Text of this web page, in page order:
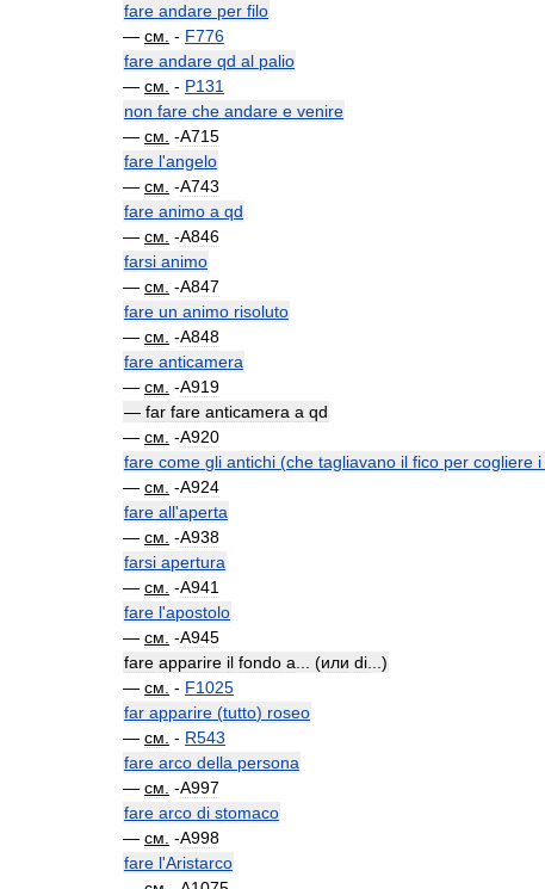
fare andare per filo
— см - F776
fare andare qd al palio
— см - P131
non fare che andare e venire
— см -A715
fare l'angelo
— см -A743
fare animo a qd
— см -A846
farsi animo
— см -A847
fare un animo risoluto
— см -A848
fare anticamera
— см -A919
— far fare anticamera a qd
— см -A920
fare come gli antichi (che tagliavano il fico per cogliere i
— см -A924
fare all'aperta
— см -A938
farsi apertura
— см -A941
fare l'apostolo
— см -A945
fare apparire il fondo a ... (или di ...)
— см - F1025
far apparire (tutto) roseo
— см - R543
fare arco della persona
— см -A997
fare arco di stomaco
— см -A998
fare l'Aristarco